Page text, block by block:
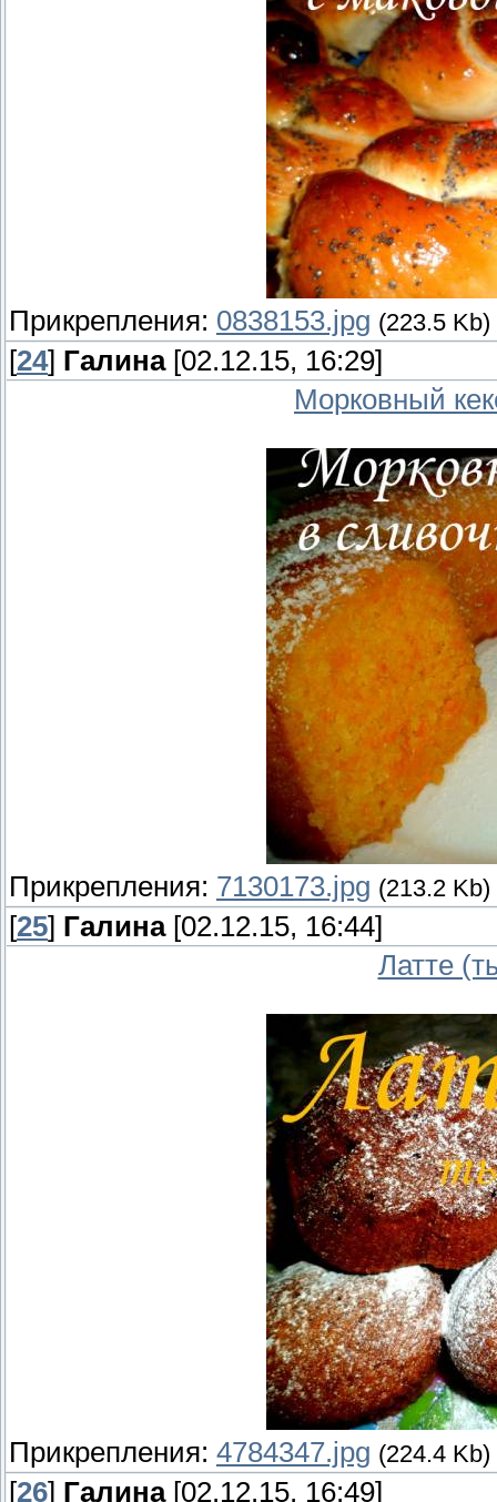
Прикрепления: 0838153.jpg (223.5 Kb)
[24] Галина[02.12.15, 16:29]
Морковный
Прикрепления: 7130173.jpg (213.2 Kb)
[25] Галина[02.12.15, 16:44]
Латте
Прикрепления: 4784347.jpg (224.4 Kb)
[26] Галина[02.12.15, 16:49]